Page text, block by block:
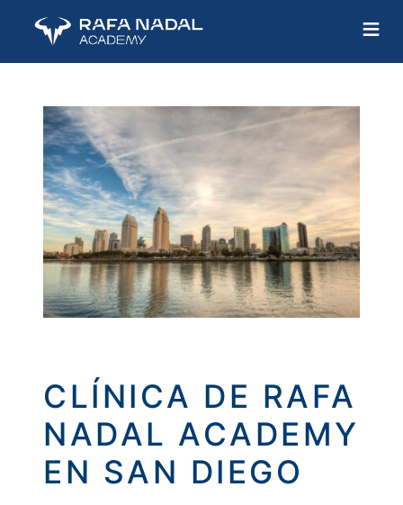
≡
CLÍNICA DE RAFA
NADAL ACADEMY
EN SAN DIEGO